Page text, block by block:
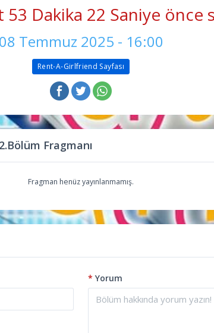
53 Dakika 23 Saniye önce
08 Temmuz 2025 - 16:00
Rent-A-Girlfriend Sayfası
Fragmanı
Fragman henüz yayınlanmamış.
* Yorum